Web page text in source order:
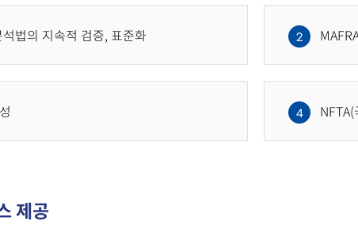
법의 지속적 검증, 표준화 2
4
제공